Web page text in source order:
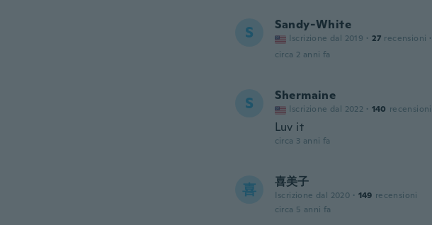
S Sandy-White
Iscrizione dal 2019 · 27 recensioni ·
circa 2 anni fa
S Shermaine
Iscrizione dal 2022 · 140 recensioni
Luv it
circa 3 anni fa
喜 喜美子
Iscrizione dal 2020 · 149 recensioni
circa 5 anni fa